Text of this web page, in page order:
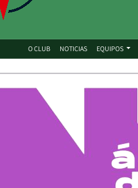
O CLUB NOTICIAS EQUIPOS